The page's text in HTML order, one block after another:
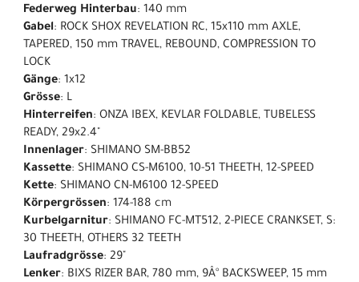
Federweg Hinterbau: 140 mm
Gabel: ROCK SHOX REVELATION RC, 15x110 mm AXLE,
TAPERED, 150 mm TRAVEL, REBOUND, COMPRESSION TO
LOCK
Gänge: 1x12
Grösse: L
Hinterreifen: ONZA IBEX, KEVLAR FOLDABLE, TUBELESS
READY, 29x2.4"
Innenlager: SHIMANO SM-BB52
Kassette: SHIMANO CS-M6100, 10-51 THEETH, 12-SPEED
Kette: SHIMANO CN-M6100 12-SPEED
Körpergrössen: 174-188 cm
Kurbelgarnitur: SHIMANO FC-MT512, 2-PIECE CRANKSET, S:
30 THEETH, OTHERS 32 TEETH
Laufradgrösse: 29"
Lenker: BIXS RIZER BAR, 780 mm, 9Â° BACKSWEEP, 15 mm